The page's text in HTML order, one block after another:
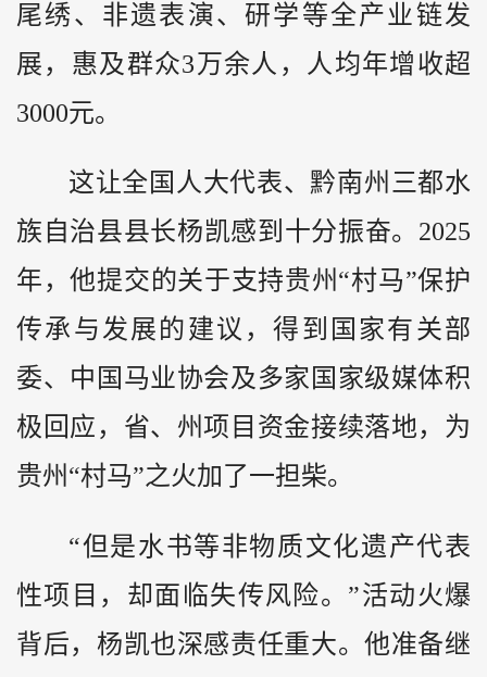
尾绣、非遗表演、研学等全产业链发
展，惠及群众3万余人，人均年增收超
3000元。
这让全国人大代表、黔南州三都水
族自治县县长杨凯感到十分振奋。2025
年，他提交的关于支持贵州“村马”保护
传承与发展的建议，得到国家有关部
委、中国马业协会及多家国家级媒体积
极回应，省、州项目资金接续落地，为
贵州“村马”之火加了一担柴。
“但是水书等非物质文化遗产代表
性项目，却面临失传风险。”活动火爆
背后，杨凯也深感责任重大。他准备继